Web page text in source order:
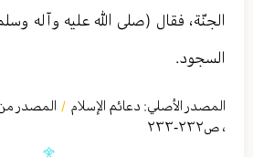
الجنّة، فقال (صلى الله عليه وآله
السجود.
المصدر الأصلي: دعائم الإسلام / المصدر من
، ص٢٣٢-٢٣٣